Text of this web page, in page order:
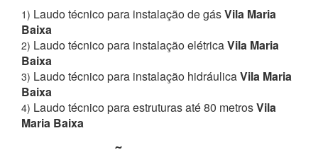
1) Laudo técnico para instalação de gásVila Maria
Baixa
2) Laudo técnico para instalação elétricaVila Maria
Baixa
3) Laudo técnico para instalação hidráulicaVila Maria
Baixa
4) Laudo técnico para estruturas até 80 metrosVila
Maria Baixa